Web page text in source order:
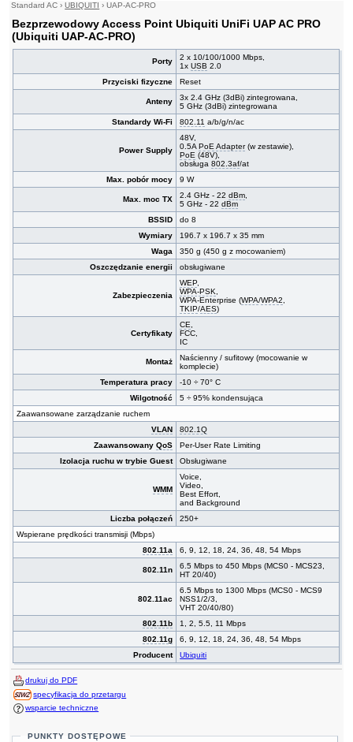
Standard AC ›UBIQUITI ›UAP-AC-PRO
Bezprzewodowy Access Point Ubiquiti UniFi UAP AC PRO
(Ubiquiti UAP-AC-PRO)
Porty
2 x 10/100/1000 Mbps,
1xUSB 2.0
Przyciski fizyczne
Reset
Anteny
3x 2.4 GHz (3dBi) zintegrowana,
5 GHz (3dBi) zintegrowana
Standardy Wi-Fi
802.11 a/b/g/n/ac
Power Supply
48V,
0.5APoE Adapter(w zestawie),
PoE (48V),
obsługa802.3af/at
Max. pobór mocy
9 W
Max. moc TX 2.4 GHz - 22dBm,
5 GHz - 22dBm
BSSID
do 8
Wymiary
196.7 x 196.7 x 35 mm
Waga
350 g (450 g z mocowaniem)
Oszczędzanie energii
obsługiwane
Zabezpieczenia
WEP,
WPA-PSK,
WPA-Enterprise (WPA/WPA2,
TKIP/AES)
Certyfikaty
CE,
FCC,
IC
Montaż
Naścienny / sufitowy (mocowanie w
komplecie)
Temperatura pracy
-10 ÷ 70° C
Wilgotność
5 ÷ 95% kondensująca
Zaawansowane zarządzanie ruchem
VLAN
802.1Q
ZaawansowanyQoS
Per-User Rate Limiting
Izolacja ruchu w trybie Guest
Obsługiwane
WMM
Voice,
Video,
Best Effort,
and Background
Liczba połączeń
250+
Wspierane prędkości transmisji (Mbps)
802.11a
6, 9, 12, 18, 24, 36, 48, 54 Mbps
802.11n
6.5 Mbps to 450 Mbps (MCS0 - MCS23,
HT 20/40)
802.11ac
6.5 Mbps to 1300 Mbps (MCS0 - MCS9
NSS1/2/3,
VHT 20/40/80)
802.11b
1, 2, 5.5, 11 Mbps
802.11g
6, 9, 12, 18, 24, 36, 48, 54 Mbps
Producent
Ubiquiti
drukuj do PDF
specyfikacja do przetargu
wsparcie techniczne
PUNKTY DOSTĘPOWE